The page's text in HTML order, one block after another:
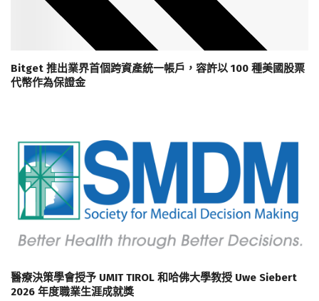
Bitget 推出業界首個跨資產統一帳戶，容許以 100 種美國股票
代幣作為保證金
醫療決策學會授予 UMIT TIROL 和哈佛大學教授 Uwe Siebert
2026 年度職業生涯成就獎